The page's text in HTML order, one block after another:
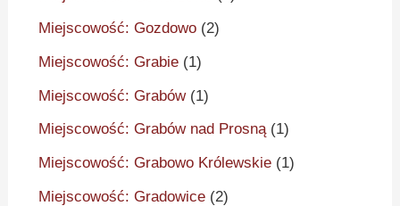
Miejscowość: Gozdowo (2)
Miejscowość: Grabie (1)
Miejscowość: Grabów(1)
Miejscowość: Grabów nad Prosną(1)
Miejscowość: Grabowo Królewskie (1)
Miejscowość: Gradowice (2)